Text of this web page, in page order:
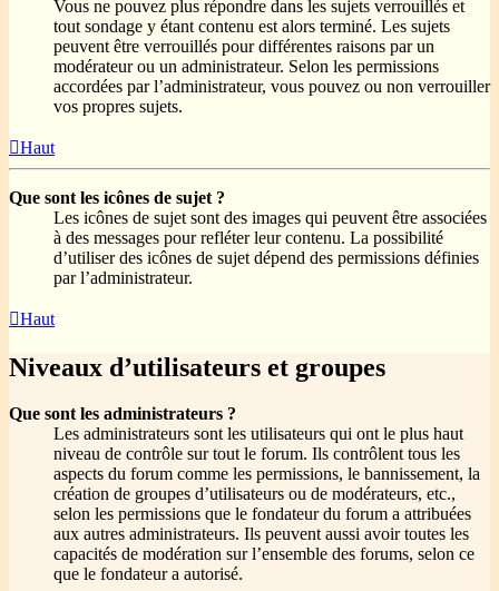
Vous ne pouvez plus répondre dans les sujets verrouillés et
tout sondage y étant contenu est alors terminé. Les sujets
peuvent être verrouillés pour différentes raisons par un
modérateur ou un administrateur. Selon les permissions
accordées par l’administrateur, vous pouvez ou non verrouiller
vos propres sujets.
Haut
Que sont les icônes de sujet ?
Les icônes de sujet sont des images qui peuvent être associées
à des messages pour refléter leur contenu. La possibilité
d’utiliser des icônes de sujet dépend des permissions définies
par l’administrateur.
Haut
Niveaux d’utilisateurs et groupes
Que sont les administrateurs ?
Les administrateurs sont les utilisateurs qui ont le plus haut
niveau de contrôle sur tout le forum. Ils contrôlent tous les
aspects du forum comme les permissions, le bannissement, la
création de groupes d’utilisateurs ou de modérateurs, etc.,
selon les permissions que le fondateur du forum a attribuées
aux autres administrateurs. Ils peuvent aussi avoir toutes les
capacités de modération sur l’ensemble des forums, selon ce
que le fondateur a autorisé.